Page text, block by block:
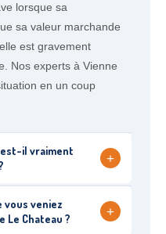
lorsque sa
sa valeur marchande
est gravement
Nos experts à Vienne
en un coup
est-il vraiment
+
vous veniez
Le Chateau ?
+